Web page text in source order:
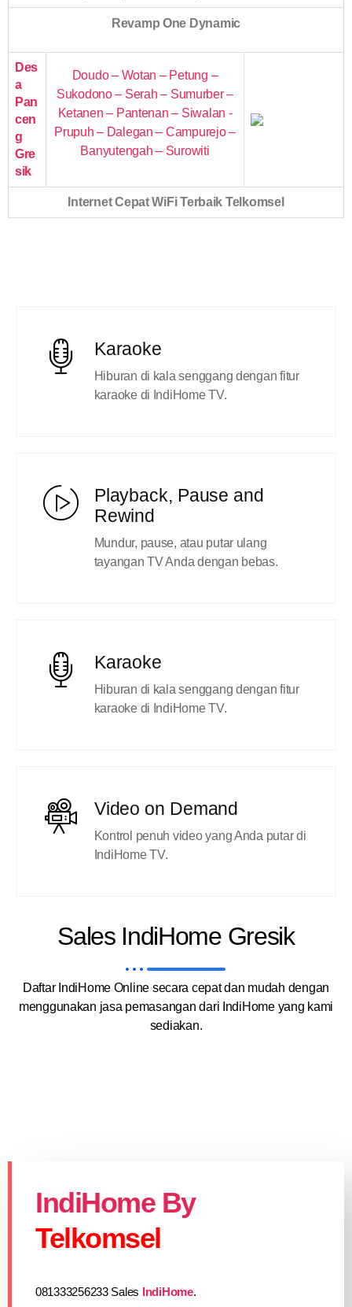
Revamp One Dynamic
Des
a
Pan
cen
g
Gre
sik
Doudo – Wotan – Petung –
Sukodono – Serah – Sumurber –
Ketanen – Pantenan – Siwalan -
Prupuh – Dalegan – Campurejo –
Banyutengah – Surowiti
Internet Cepat WiFi Terbaik Telkomsel
Karaoke
Hiburan di kala senggang dengan fitur
karaoke di IndiHome TV.
Playback, Pause and
Rewind
Mundur, pause, atau putar ulang
tayangan TV Anda dengan bebas.
Karaoke
Hiburan di kala senggang dengan fitur
karaoke di IndiHome TV.
Video on Demand
Kontrol penuh video yang Anda putar di
IndiHome TV.
Sales IndiHome Gresik
Daftar IndiHome Online secara cepat dan mudah dengan
menggunakan jasa pemasangan dari IndiHome yang kami
sediakan.
IndiHome By
Telkomsel
081333256233 Sales IndiHome.